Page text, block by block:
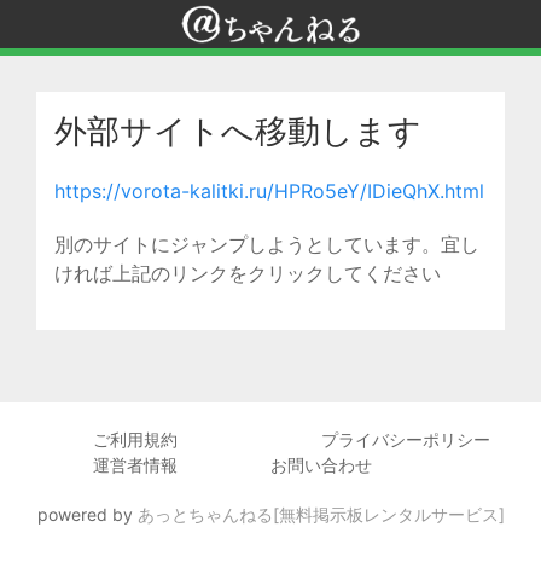
外部サイトへ移動します
https://vorota-kalitki.ru/HPRo5eY/IDieQhX.html
別のサイトにジャンプしようとしています。宜し
ければ上記のリンクをクリックしてください
ご利用規約
プライバシーポリシー
運営者情報
お問い合わせ
powered by あっとちゃんねる[無料掲示板レンタルサービス]